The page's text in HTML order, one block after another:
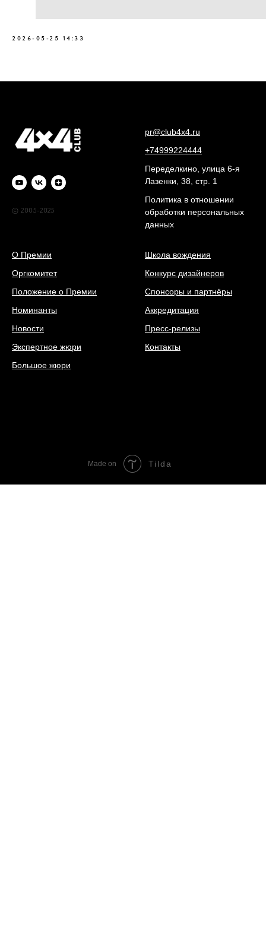
2026-05-25 14:33
© 2005-2025
pr@club4x4.ru
+74999224444
Переделкино, улица 6-я
Лазенки, 38, стр. 1
Политика в отношении
обработки персональных
данных
О Премии
Оргкомитет
Положение о Премии
Номинанты
Новости
Экспертное жюри
Большое жюри
Школа вождения
Конкурс дизайнеров
Спонсоры и партнёры
Аккредитация
Пресс-релизы
Контакты
Made on Tilda